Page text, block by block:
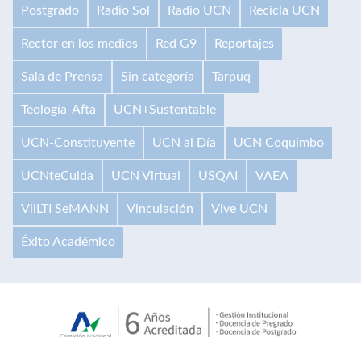
Postgrado Radio Sol Radio UCN Recicla UCN
Rector en los medios Red G9 Reportajes
Sala de Prensa Sin categoría Tarpuq
Teología-Afta UCN+Sustentable
UCN-Constituyente UCN al Día UCN Coquimbo
UCNteCuida UCN Virtual USQAI VAEA
VilLTI SeMANN Vinculación Vive UCN
Éxito Académico